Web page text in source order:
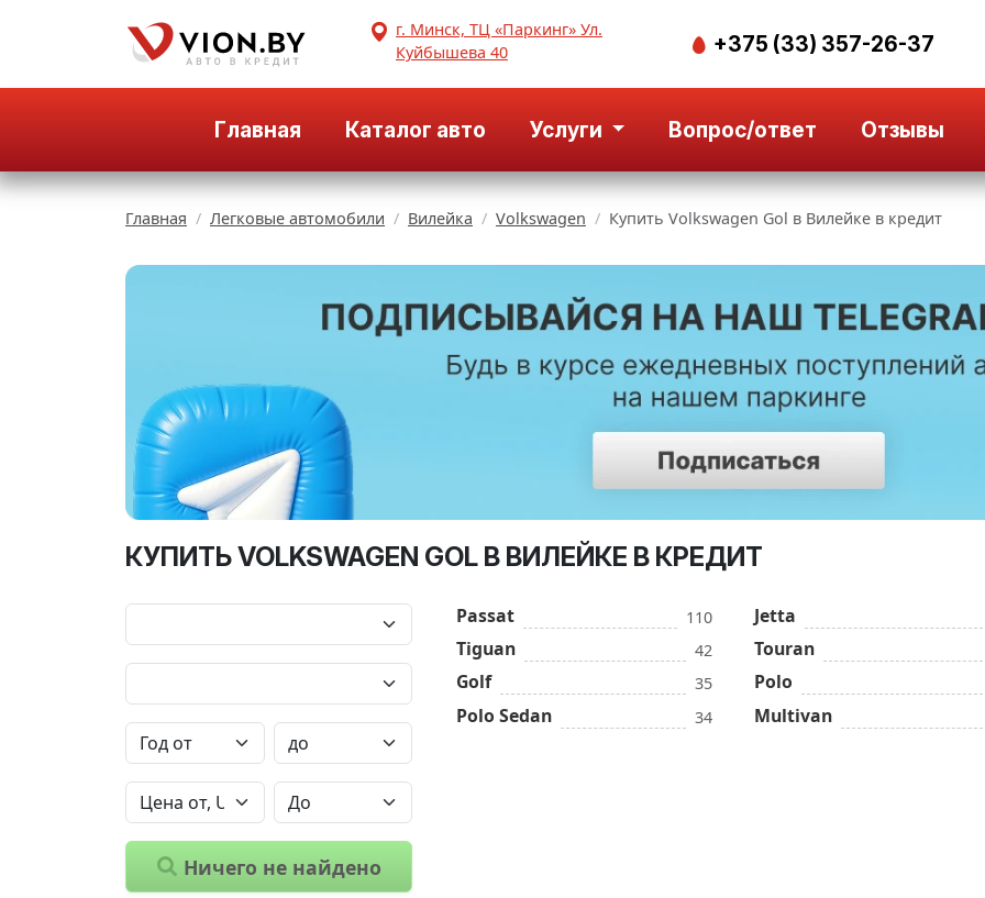
г. Минск, ТЦ «Паркинг» Ул.
Куйбышева 40
+375 (33) 357-26-37
Главная Каталог авто Услуги Вопрос/ответ Отзывы
Главная Легковые автомобили Вилейка Volkswagen Купить Volkswagen Gol в Вилейке в кредит
КУПИТЬ VOLKSWAGEN GOL В ВИЛЕЙКЕ В КРЕДИТ
Ничего не найдено
Passat 110
Tiguan 42
Golf 35
Polo Sedan 34
Jetta
Touran
Polo
Multivan